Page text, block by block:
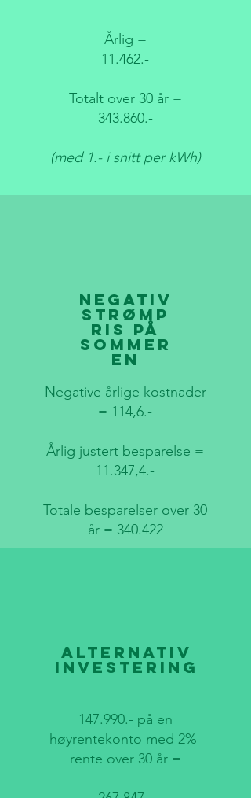
Årlig =
11.462.-
Totalt over 30 år =
343.860.-
(med 1.- i snitt per kWh)
Negativ
strømp
ris på
sommer
en
Negative årlige kostnader
= 114,6.-
Årlig justert besparelse =
11.347,4.-
Totale besparelser over 30
år = 340.422
Alternativ
investering
147.990.- på en
høyrentekonto med 2%
rente over 30 år =